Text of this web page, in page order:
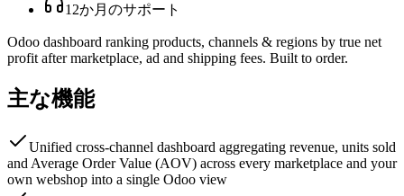
12か月のサポート
Odoo dashboard ranking products, channels & regions by true net
profit after marketplace, ad and shipping fees. Built to order.
主な機能
Unified cross-channel dashboard aggregating revenue, units sold
and Average Order Value (AOV) across every marketplace and your
own webshop into a single Odoo view